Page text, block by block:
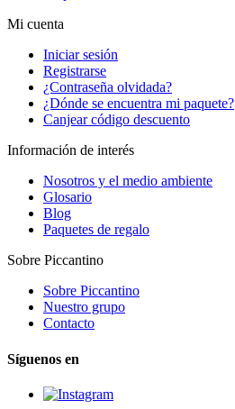
Mi cuenta
Iniciar sesión
Registrarse
¿Contraseña olvidada?
¿Dónde se encuentra mi paquete?
Canjear código descuento
Información de interés
Nosotros y el medio ambiente
Glosario
Blog
Paquetes de regalo
Sobre Piccantino
Sobre Piccantino
Nuestro grupo
Contacto
Síguenos en